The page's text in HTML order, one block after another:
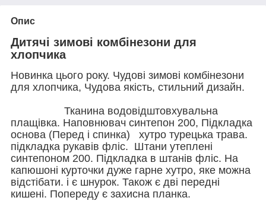
Опис
Дитячі зимові комбінезони для
хлопчика
Новинка цього року. Чудові зимові комбінезони
для хлопчика, Чудова якість, стильний дизайн.
Тканина водовідштовхувальна
плащівка. Наповнювач синтепон 200, Підкладка
основа (Перед і спинка) хутро турецька трава.
підкладка рукавів фліс. Штани утеплені
синтепоном 200. Підкладка в штанів фліс. На
капюшоні курточки дуже гарне хутро, яке можна
відстібати. і є шнурок. Також є дві передні
кишені. Попереду є захисна планка.